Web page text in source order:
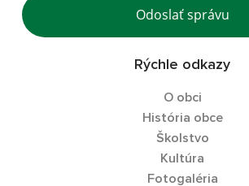
Odoslať správu
Rýchle odkazy
O obci
História obce
Školstvo
Kultúra
Fotogaléria